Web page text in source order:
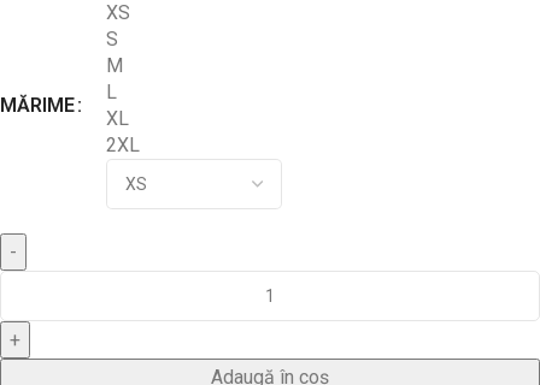
MĂRIME
XS
S
M
L
XL
2XL
Adaugă în coș